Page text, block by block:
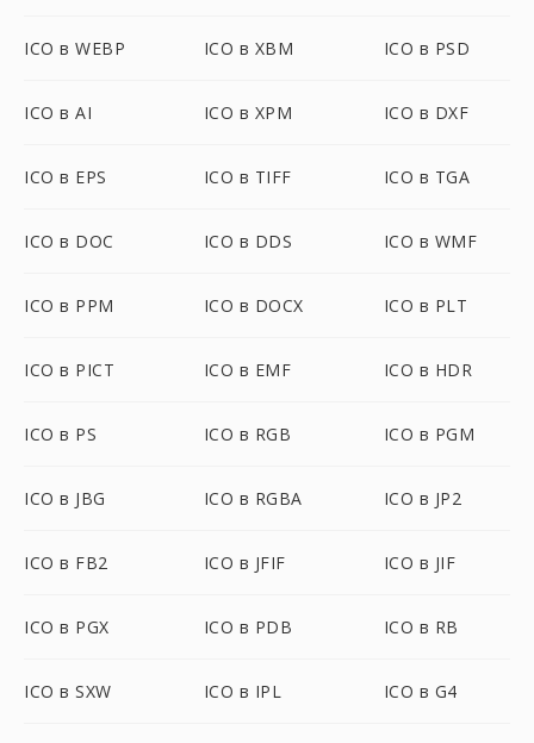
ICO в WEBP ICO в XBM ICO в PSD
ICO в AI ICO в XPM ICO в DXF
ICO в EPS ICO в TIFF ICO в TGA
ICO в DOC ICO в DDS ICO в WMF
ICO в PPM ICO в DOCX ICO в PLT
ICO в PICT ICO в EMF ICO в HDR
ICO в PS ICO в RGB ICO в PGM
ICO в JBG ICO в RGBA ICO в JP2
ICO в FB2 ICO в JFIF ICO в JIF
ICO в PGX ICO в PDB ICO в RB
ICO в SXW ICO в IPL ICO в G4